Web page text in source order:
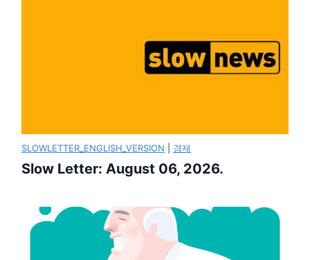
SLOWLETTER_ENGLISH_VERSION 경제
Slow Letter: August 06, 2026.